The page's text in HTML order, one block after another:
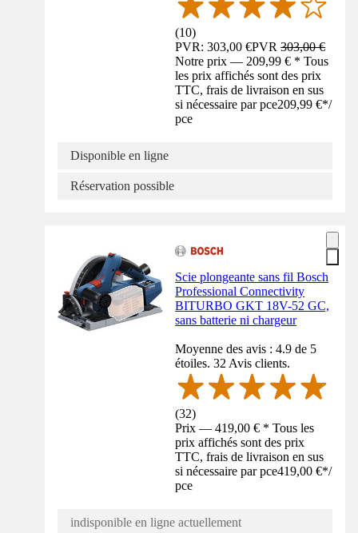
(10)
PVR: 303,00 €PVR303,00 €
Notre prix — 209,99 € * Tous
les prix affichés sont des prix
TTC, frais de livraison en sus
si nécessaire par pce209,99 €*/
pce
Disponible en ligne
Réservation possible
Scie plongeante sans fil Bosch
Professional Connectivity
BITURBO GKT 18V-52 GC,
sans batterie ni chargeur
Moyenne des avis : 4.9 de 5
étoiles. 32 Avis clients.
(32)
Prix — 419,00 € * Tous les
prix affichés sont des prix
TTC, frais de livraison en sus
si nécessaire par pce419,00 €*/
pce
indisponible en ligne actuellement